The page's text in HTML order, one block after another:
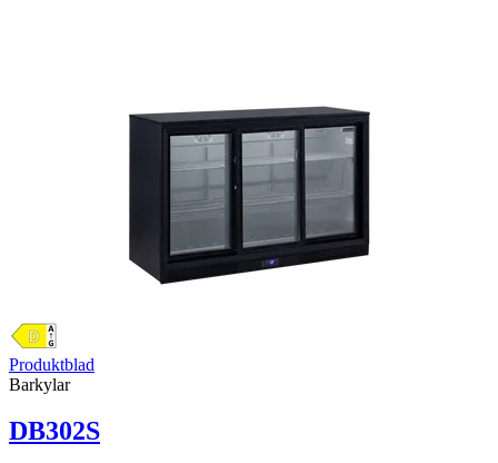
Produktblad
Barkylar
DB302S